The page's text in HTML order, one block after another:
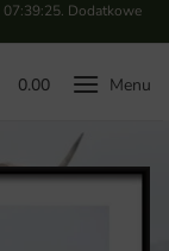
07:39:24. Dodatkowe
0.00